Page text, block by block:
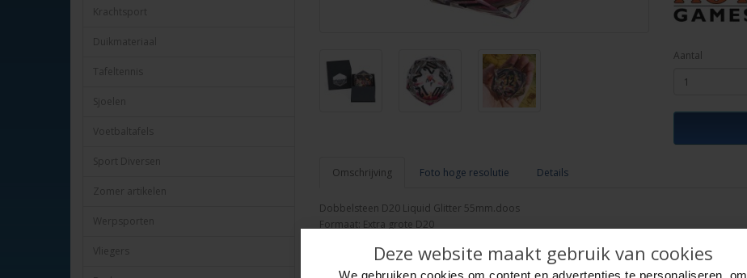
Krachtsport
Duikmateriaal
Tafeltennis
Sjoelen
Voetbaltafels
Sport Diversen
Zomer artikelen
Werpsporten
Vliegers
Aantal
Omschrijving Foto hoge resolutie Details
Dobbelsteen D20 Liquid Glitter 55mm.doos
Formaat: Extra grote D20
Deze website maakt gebruik van cookies
We gebruiken cookies om content en advertenties te personaliseren, om